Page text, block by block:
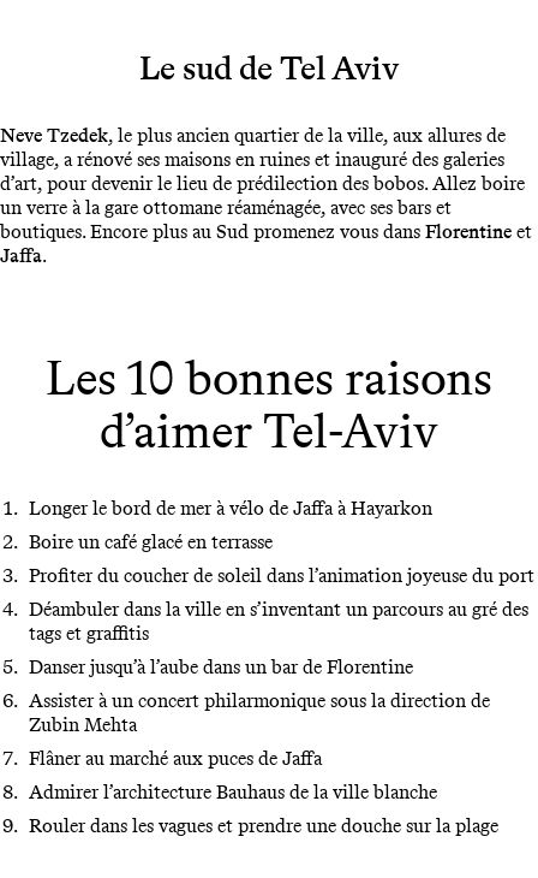
Le sud de Tel Aviv
Neve Tzedek, le plus ancien quartier de la ville, aux allures de
village, a rénové ses maisons en ruines et inauguré des galeries
d’art, pour devenir le lieu de prédilection des bobos. Allez boire
un verre à la gare ottomane réaménagée, avec ses bars et
boutiques. Encore plus au Sud promenez vous dans Florentine et
Jaffa.
Les 10 bonnes raisons
d’aimer Tel-Aviv
Longer le bord de mer à vélo de Jaffa à Hayarkon
Boire un café glacé en terrasse
Profiter du coucher de soleil dans l’animation joyeuse du port
Déambuler dans la ville en s’inventant un parcours au gré des
tags et graffitis
Danser jusqu’à l’aube dans un bar de Florentine
Assister à un concert philarmonique sous la direction de
Zubin Mehta
Flâner au marché aux puces de Jaffa
Admirer l’architecture Bauhaus de la ville blanche
Rouler dans les vagues et prendre une douche sur la plage